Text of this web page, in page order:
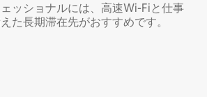
ッショナルには、高速Wi-Fiと仕事
た長期滞在先がおすすめです。